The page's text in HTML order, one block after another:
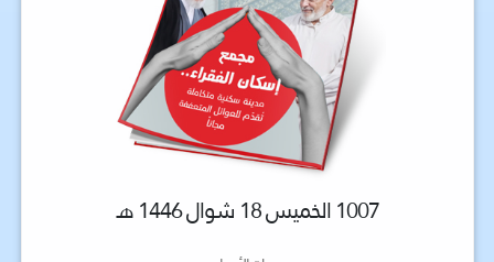
1007 الخميس 18 شوال 1446 هـ